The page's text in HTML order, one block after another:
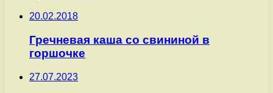
20.02.2018
Гречневая каша со свининой в
горшочке
27.07.2023